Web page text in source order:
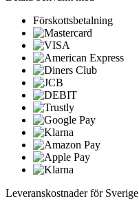
Förskottsbetalning
Leveranskostnader för Sverige